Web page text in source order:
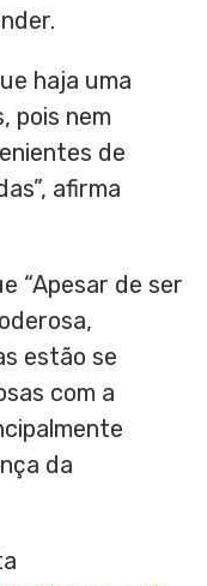
haja uma
pois nem
de
afirma
“Apesar de ser
estão se
com a
da